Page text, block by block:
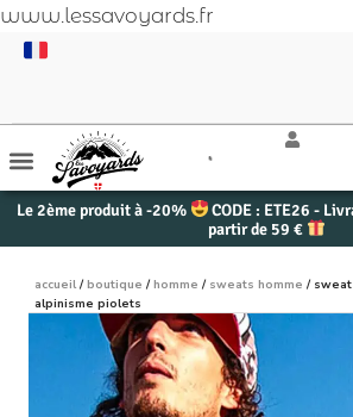
www.lessavoyards.fr
Le 2ème produit à -20%
CODE : ETE26 -
partir de 59 €
accueil / boutique / homme / sweats homme /
alpinisme piolets